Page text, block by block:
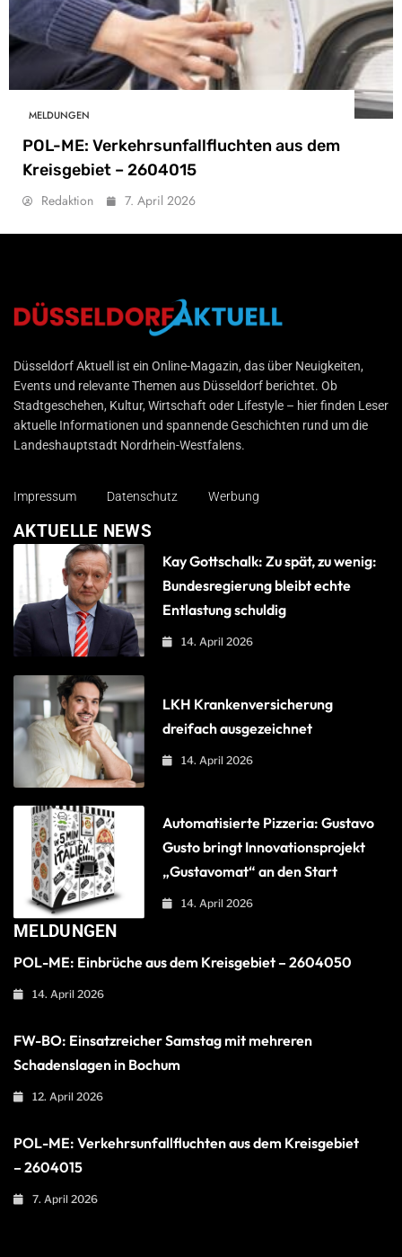
MELDUNGEN
POL-ME: Verkehrsunfallfluchten aus dem
Kreisgebiet – 2604015
Redaktion 7. April 2026
Düsseldorf Aktuell
Düsseldorf Aktuell ist ein Online-Magazin, das über Neuigkeiten,
Events und relevante Themen aus Düsseldorf berichtet. Ob
Stadtgeschehen, Kultur, Wirtschaft oder Lifestyle – hier finden Leser
aktuelle Informationen und spannende Geschichten rund um die
Landeshauptstadt Nordrhein-Westfalens.
Impressum Datenschutz Werbung
AKTUELLE NEWS
Kay Gottschalk: Zu spät, zu wenig:
Bundesregierung bleibt echte
Entlastung schuldig
14. April 2026
LKH Krankenversicherung
dreifach ausgezeichnet
14. April 2026
Automatisierte Pizzeria: Gustavo
Gusto bringt Innovationsprojekt
„Gustavomat“ an den Start
14. April 2026
MELDUNGEN
POL-ME: Einbrüche aus dem Kreisgebiet – 2604050
14. April 2026
FW-BO: Einsatzreicher Samstag mit mehreren
Schadenslagen in Bochum
12. April 2026
POL-ME: Verkehrsunfallfluchten aus dem Kreisgebiet
– 2604015
7. April 2026